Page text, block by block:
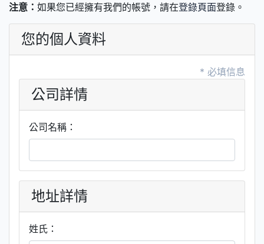
注意： 如果您已經擁有我們的帳號，請在登錄頁面登錄。
您的個人資料
* 必填信息
公司詳情
公司名稱：
地址詳情
姓氏：